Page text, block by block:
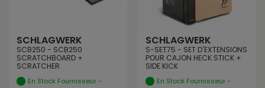
SCHLAGWERK
SCB250 - SCB250
SCRATCHBOARD +
SCRATCHER
En Stock Fournisseur -
SCHLAGWERK
S-SET75 - SET D'EXTENSIONS
POUR CAJON HECK STICK +
SIDE KICK
En Stock Fournisseur -